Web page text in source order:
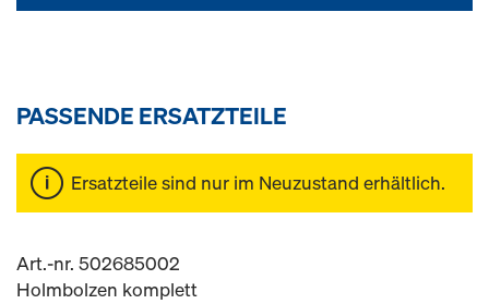
PASSENDE ERSATZTEILE
Ersatzteile sind nur im Neuzustand erhältlich.
Art.-nr. 502685002
Holmbolzen komplett